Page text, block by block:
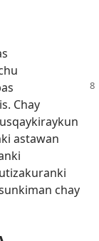
Chay
astawan
chay